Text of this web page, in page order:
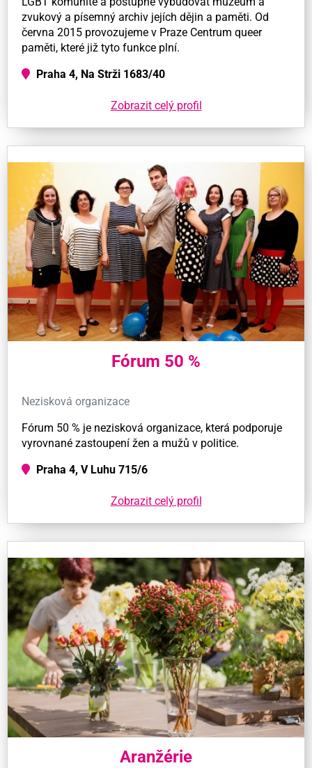
zvukový a písemný archiv jejích dějin a paměti. Od
června 2015 provozujeme v Praze Centrum queer
paměti, které již tyto funkce plní.
Praha 4, Na Strži 1683/40
Zobrazit celý profil
Fórum 50 %
Nezisková organizace
Fórum 50 % je nezisková organizace, která podporuje
vyrovnané zastoupení žen a mužů v politice.
Praha 4, V Luhu 715/6
Zobrazit celý profil
Aranžérie